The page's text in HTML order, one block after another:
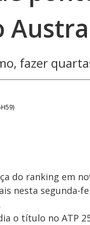
fazer
)
do ranking em
nesta segunda-
o título no ATP